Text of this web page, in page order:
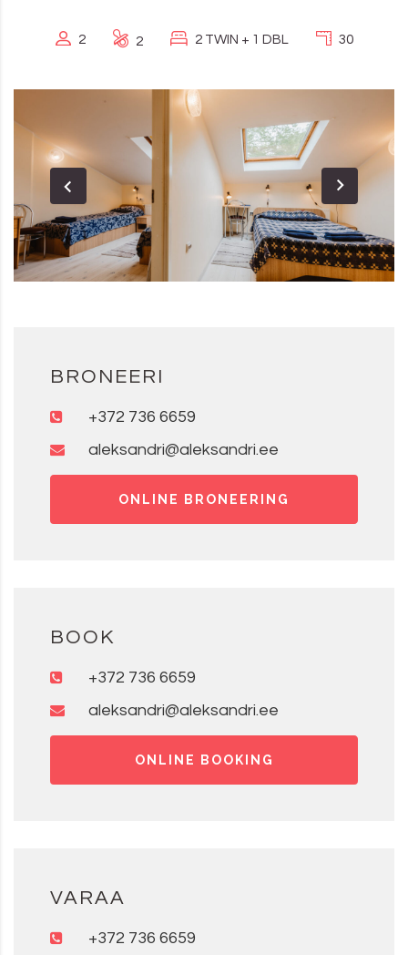
2 2 2 TWIN + 1 DBL 30
BRONEERI
+372 736 6659
aleksandri@aleksandri.ee
ONLINE BRONEERING
BOOK
+372 736 6659
aleksandri@aleksandri.ee
ONLINE BOOKING
VARAA
+372 736 6659